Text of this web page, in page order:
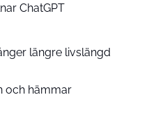
ChatGPT
längre livslängd
och hämmar